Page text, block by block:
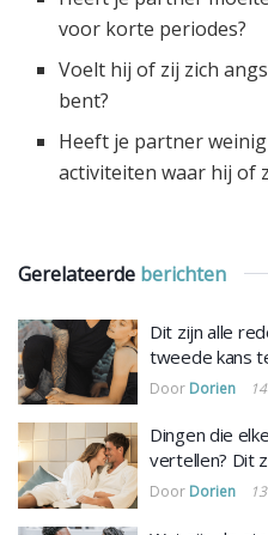
voor korte periodes?
Voelt hij of zij zich
bent?
Heeft je partner
activiteiten waar hij of
Gerelateerde berichten
Dit zijn alle
tweede kans
Door Dorien
Dingen die
vertellen? Dit
Door Dorien